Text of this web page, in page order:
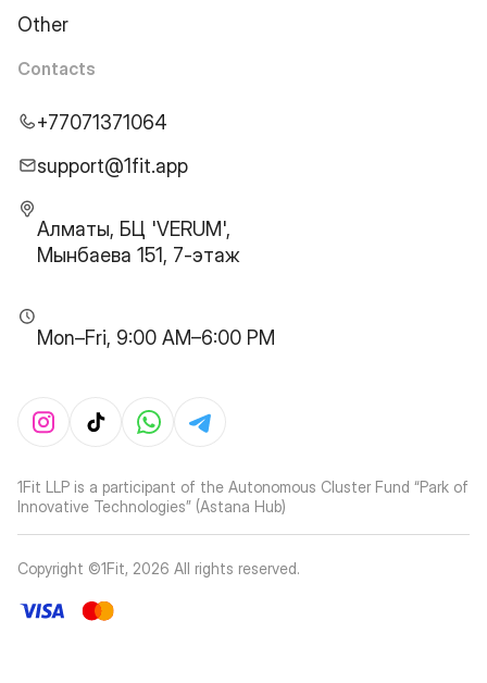
Other
Contacts
+77071371064
support@1fit.app
Алматы, БЦ 'VERUM',
Мынбаева 151, 7-этаж
Mon–Fri, 9:00 AM–6:00 PM
1Fit LLP is a participant of the Autonomous Cluster Fund “Park of
Innovative Technologies” (Astana Hub)
Copyright ©1Fit, 2026 All rights reserved.